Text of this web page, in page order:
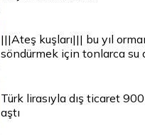
|||Ateş kuşları||| bu yıl
söndürmek için tonlarca su
Türk lirasıyla dış ticaret
aştı